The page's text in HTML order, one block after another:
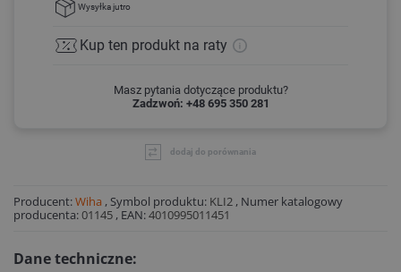
Wysyłkajutro
Kup ten produkt na raty
Masz pytania dotyczące produktu?
Zadzwoń: +48 695 350 281
dodaj do porównania
Producent:Wiha , Symbol produktu: KLI2 , Numer katalogowy
producenta:01145 , EAN:4010995011451
Dane techniczne: